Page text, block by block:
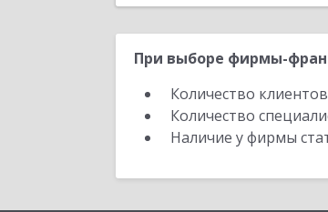
При выборе фирмы-
Количество
Количество
Наличие у фирмы